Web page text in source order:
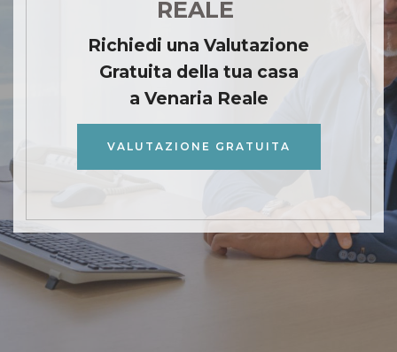
REALE
Richiedi una Valutazione
Gratuita della tua casa
a Venaria Reale
VALUTAZIONE GRATUITA